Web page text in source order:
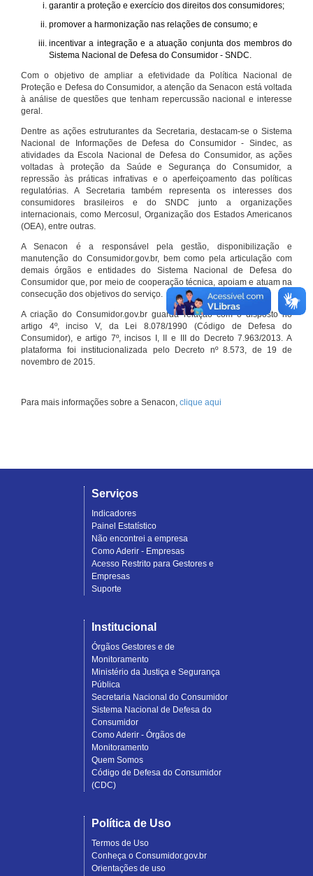
garantir a proteção e exercício dos direitos dos consumidores;
promover a harmonização nas relações de consumo; e
incentivar a integração e a atuação conjunta dos membros do
Sistema Nacional de Defesa do Consumidor - SNDC.
Com o objetivo de ampliar a efetividade da Política Nacional de
Proteção e Defesa do Consumidor, a atenção da Senacon está voltada
à análise de questões que tenham repercussão nacional e interesse
geral.
Dentre as ações estruturantes da Secretaria, destacam-se o Sistema
Nacional de Informações de Defesa do Consumidor - Sindec, as
atividades da Escola Nacional de Defesa do Consumidor, as ações
voltadas à proteção da Saúde e Segurança do Consumidor, a
repressão às práticas infrativas e o aperfeiçoamento das políticas
regulatórias. A Secretaria também representa os interesses dos
consumidores brasileiros e do SNDC junto a organizações
internacionais, como Mercosul, Organização dos Estados Americanos
(OEA), entre outras.
A Senacon é a responsável pela gestão, disponibilização e
manutenção do Consumidor.gov.br, bem como pela articulação com
demais órgãos e entidades do Sistema Nacional de Defesa do
Consumidor que, por meio de cooperação técnica, apoiam e atuam na
consecução dos objetivos do serviço.
A criação do Consumidor.gov.br guarda relação com o disposto no
artigo 4º, inciso V, da Lei 8.078/1990 (Código de Defesa do
Consumidor), e artigo 7º, incisos I, II e III do Decreto 7.963/2013. A
plataforma foi institucionalizada pelo Decreto nº 8.573, de 19 de
novembro de 2015.
Para mais informações sobre a Senacon, clique aqui
Serviços
Indicadores
Painel Estatístico
Não encontrei a empresa
Como Aderir - Empresas
Acesso Restrito para Gestores e
Empresas
Suporte
Institucional
Órgãos Gestores e de
Monitoramento
Ministério da Justiça e Segurança
Pública
Secretaria Nacional do Consumidor
Sistema Nacional de Defesa do
Consumidor
Como Aderir - Órgãos de
Monitoramento
Quem Somos
Código de Defesa do Consumidor
(CDC)
Política de Uso
Termos de Uso
Conheça o Consumidor.gov.br
Orientações de uso